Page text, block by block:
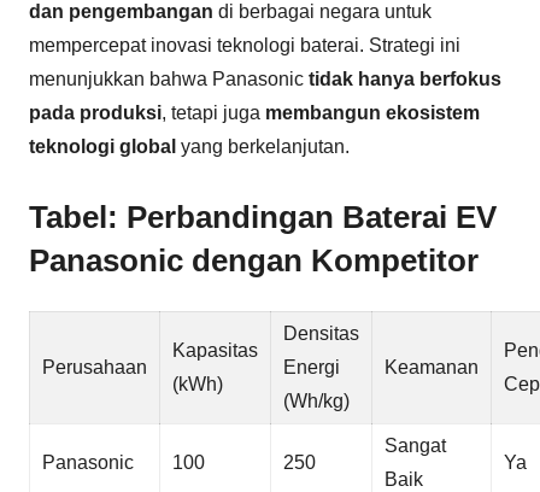
dan pengembangan di berbagai negara untuk
mempercepat inovasi teknologi baterai. Strategi ini
menunjukkan bahwa Panasonic tidak hanya berfokus
pada produksi, tetapi juga membangun ekosistem
teknologi global yang berkelanjutan.
Tabel: Perbandingan Baterai EV
Panasonic dengan Kompetitor
Perusahaan
Kapasitas
(kWh)
Densitas
Energi
(Wh/kg)
Keamanan
Panasonic 100 250
Sangat
Baik
Ya